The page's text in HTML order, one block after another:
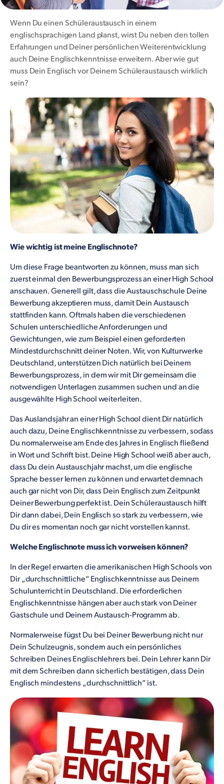
Wenn Du einen Schüleraustausch in einem
englischsprachigen Land planst, wirst Du neben den tollen
Erfahrungen und Deiner persönlichen Weiterentwicklung
auch Deine Englischkenntnisse erweitern. Aber wie gut
muss Dein Englisch vor Deinem Schüleraustausch wirklich
sein?
Wie wichtig ist meine Englischnote?
Um diese Frage beantworten zu können, muss man sich
zuerst einmal den Bewerbungsprozess an einer High School
anschauen. Generell gilt, dass die Austauschschule Deine
Bewerbung akzeptieren muss, damit Dein Austausch
stattfinden kann. Oftmals haben die verschiedenen
Schulen unterschiedliche Anforderungen und
Gewichtungen, wie zum Beispiel einen geforderten
Mindestdurchschnitt deiner Noten. Wir, von Kulturwerke
Deutschland, unterstützen Dich natürlich bei Deinem
Bewerbungsprozess, in dem wir mit Dir gemeinsam die
notwendigen Unterlagen zusammen suchen und an die
ausgewählte High School weiterleiten.
Das Auslandsjahr an einer High School dient Dir natürlich
auch dazu, Deine Englischkenntnisse zu verbessern, sodass
Du normalerweise am Ende des Jahres in Englisch fließend
in Wort und Schrift bist. Deine High School weiß aber auch,
dass Du dein Austauschjahr machst, um die englische
Sprache besser lernen zu können und erwartet demnach
auch gar nicht von Dir, dass Dein Englisch zum Zeitpunkt
Deiner Bewerbung perfekt ist. Dein Schüleraustausch hilft
Dir dann dabei, Dein Englisch so stark zu verbessern, wie
Du dir es momentan noch gar nicht vorstellen kannst.
Welche Englischnote muss ich vorweisen können?
In der Regel erwarten die amerikanischen High Schools von
Dir „durchschnittliche“ Englischkenntnisse aus Deinem
Schulunterricht in Deutschland. Die erforderlichen
Englischkenntnisse hängen aber auch stark von Deiner
Gastschule und Deinem Austausch-Programm ab.
Normalerweise fügst Du bei Deiner Bewerbung nicht nur
Dein Schulzeugnis, sondern auch ein persönliches
Schreiben Deines Englischlehrers bei. Dein Lehrer kann Dir
mit dem Schreiben dann sicherlich bestätigen, dass Dein
Englisch mindestens „durchschnittlich“ ist.